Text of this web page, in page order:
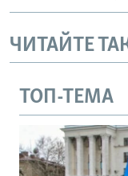
ЧИТАЙТЕ
ТОП-ТЕМА